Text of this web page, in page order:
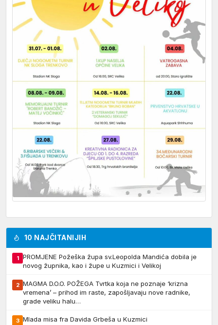
10 NAJČITANIJIH
1
PROMJENE Požeška župa sv.Leopolda Mandića dobila je
novog župnika, kao i župe u Kuzmici i Velikoj
2 MAGMA D.O.O. POŽEGA Tvrtka koja ne poznaje ‘krizna
vremena’ – prihod im raste, zapošljavaju nove radnike,
grade veliku halu…
3 Mlada misa fra Davida Grbeša u Kuzmici